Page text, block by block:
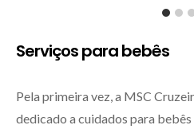
Serviços para bebês
Pela primeira vez, a MSC
dedicado a cuidados para